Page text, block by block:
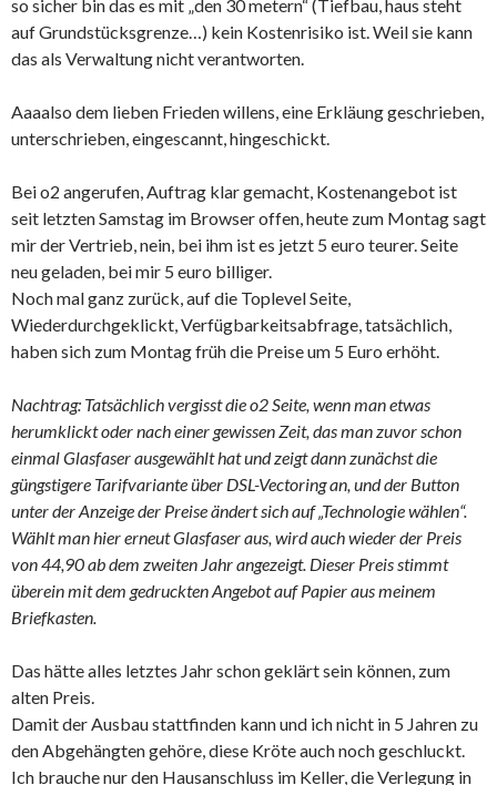
so sicher bin das es mit „den 30 metern“ (Tiefbau, haus steht
auf Grundstücksgrenze…) kein Kostenrisiko ist. Weil sie kann
das als Verwaltung nicht verantworten.
Aaaalso dem lieben Frieden willens, eine Erkläung geschrieben,
unterschrieben, eingescannt, hingeschickt.
Bei o2 angerufen, Auftrag klar gemacht, Kostenangebot ist
seit letzten Samstag im Browser offen, heute zum Montag sagt
mir der Vertrieb, nein, bei ihm ist es jetzt 5 euro teurer. Seite
neu geladen, bei mir 5 euro billiger.
Noch mal ganz zurück, auf die Toplevel Seite,
Wiederdurchgeklickt, Verfügbarkeitsabfrage, tatsächlich,
haben sich zum Montag früh die Preise um 5 Euro erhöht.
Nachtrag: Tatsächlich vergisst die o2 Seite, wenn man etwas
herumklickt oder nach einer gewissen Zeit, das man zuvor schon
einmal Glasfaser ausgewählt hat und zeigt dann zunächst die
güngstigere Tarifvariante über DSL-Vectoring an, und der Button
unter der Anzeige der Preise ändert sich auf „Technologie wählen“.
Wählt man hier erneut Glasfaser aus, wird auch wieder der Preis
von 44,90 ab dem zweiten Jahr angezeigt. Dieser Preis stimmt
überein mit dem gedruckten Angebot auf Papier aus meinem
Briefkasten.
Das hätte alles letztes Jahr schon geklärt sein können, zum
alten Preis.
Damit der Ausbau stattfinden kann und ich nicht in 5 Jahren zu
den Abgehängten gehöre, diese Kröte auch noch geschluckt.
Ich brauche nur den Hausanschluss im Keller, die Verlegung in